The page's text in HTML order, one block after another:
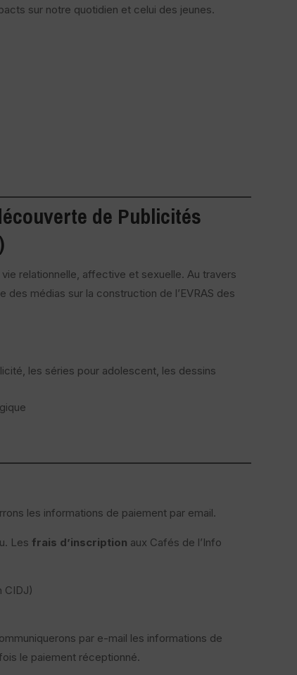
sur notre quotidien et celui des jeunes.
de Publicités
relationnelle, affective et sexuelle. Au travers
médias sur la construction de l’EVRAS des
les séries pour adolescent, les dessins
les informations de paiement par email.
Les frais d’inscription aux Cafés de l’Info
CIDJ)
par e-mail les informations de
le paiement réceptionné.